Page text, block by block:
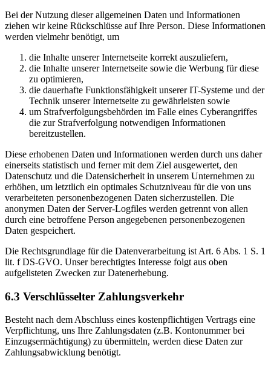
Bei der Nutzung dieser allgemeinen Daten und Informationen
ziehen wir keine Rückschlüsse auf Ihre Person. Diese Informationen
werden vielmehr benötigt, um
die Inhalte unserer Internetseite korrekt auszuliefern,
die Inhalte unserer Internetseite sowie die Werbung für diese
zu optimieren,
die dauerhafte Funktionsfähigkeit unserer IT-Systeme und der
Technik unserer Internetseite zu gewährleisten sowie
um Strafverfolgungsbehörden im Falle eines Cyberangriffes
die zur Strafverfolgung notwendigen Informationen
bereitzustellen.
Diese erhobenen Daten und Informationen werden durch uns daher
einerseits statistisch und ferner mit dem Ziel ausgewertet, den
Datenschutz und die Datensicherheit in unserem Unternehmen zu
erhöhen, um letztlich ein optimales Schutzniveau für die von uns
verarbeiteten personenbezogenen Daten sicherzustellen. Die
anonymen Daten der Server-Logfiles werden getrennt von allen
durch eine betroffene Person angegebenen personenbezogenen
Daten gespeichert.
Die Rechtsgrundlage für die Datenverarbeitung ist Art. 6 Abs. 1 S. 1
lit. f DS-GVO. Unser berechtigtes Interesse folgt aus oben
aufgelisteten Zwecken zur Datenerhebung.
6.3 Verschlüsselter Zahlungsverkehr
Besteht nach dem Abschluss eines kostenpflichtigen Vertrags eine
Verpflichtung, uns Ihre Zahlungsdaten (z.B. Kontonummer bei
Einzugsermächtigung) zu übermitteln, werden diese Daten zur
Zahlungsabwicklung benötigt.